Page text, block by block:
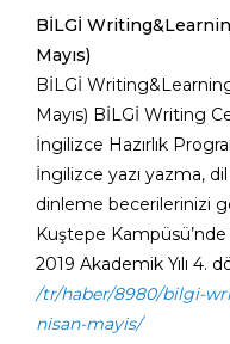
BİLGİ
Mayıs)
BİLGİ
Mayıs) BİLGİ Writing
İngilizce Hazırlık
İngilizce yazı yazma,
dinleme becerilerinizi
Kuştepe Kampüsü’nde
2019 Akademik Yılı 4.
/tr/haber/8980/bilgi-
nisan-mayis/